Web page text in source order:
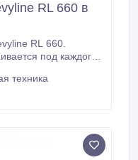
RL 660 в
RL 660.
под каждого
В комплекте
техника